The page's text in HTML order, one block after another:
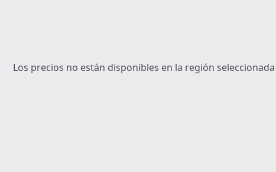
Los precios no están disponibles en la región seleccionada